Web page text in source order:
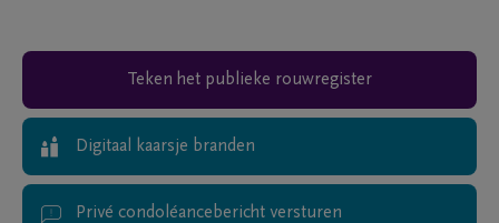
Teken het publieke rouwregister
Digitaal kaarsje branden
Privé condoléancebericht versturen